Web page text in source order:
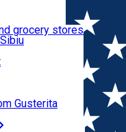
Sibiu
grocery stores
Gusterita